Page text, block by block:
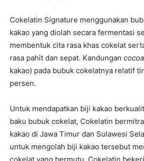
Cokelatin Signature menggunakan
kakao yang diolah secara fermentasi
membentuk cita rasa khas cokelat
rasa pahit dan sepat. Kandungan
kakao) pada bubuk cokelatnya relatif
persen.
Untuk mendapatkan biji kakao
baku bubuk cokelat, Cokelatin
kakao di Jawa Timur dan Sulawesi
untuk mengolah biji kakao tersebut